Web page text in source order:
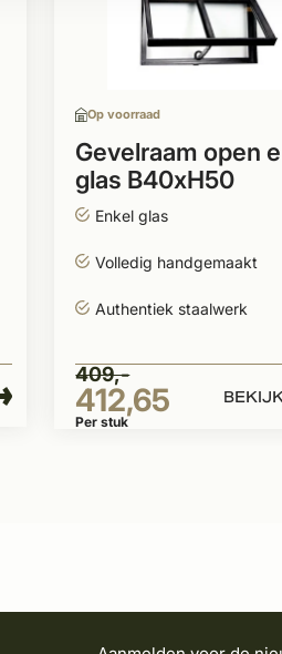
Op voorraad
Gevelraam open
glas B40xH50
Enkel glas
Volledig handgemaakt
Authentiek staalwerk
409,-
412,65
Per stuk